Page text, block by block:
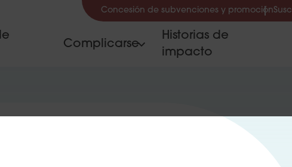
Concesión de subvenciones y promoción
Complicarse
Historias de
impacto